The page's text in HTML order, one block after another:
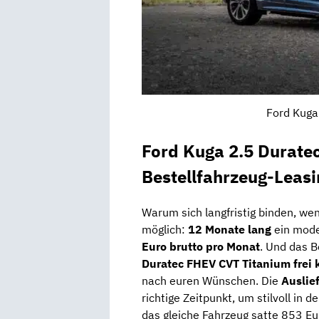
Ford
Ford Kuga 2.5
Bestellfahrzeug-
Warum sich langfristig binden,
möglich: 12 Monate lang ein
Euro brutto pro Monat. Und das
Duratec FHEV CVT Titanium
nach euren Wünschen. Die
richtige Zeitpunkt, um stilvoll in
das gleiche Fahrzeug satte 853